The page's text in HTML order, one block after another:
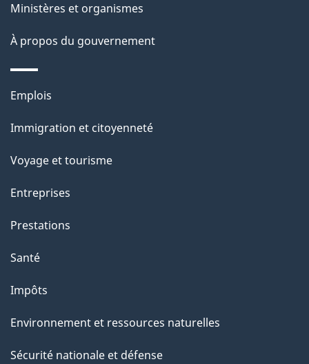
a
g
e
Ministères et organismes
À propos du gouvernement
Thèmes
sujets
Emplois
Immigration et citoyenneté
Voyage et tourisme
Entreprises
Prestations
Santé
Impôts
Environnement et ressources naturelles
Sécurité nationale et défense